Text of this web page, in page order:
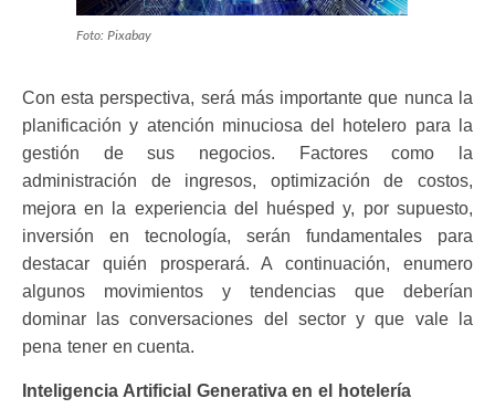
Foto: Pixabay
Con esta perspectiva, será más importante que nunca la
planificación y atención minuciosa del hotelero para la
gestión de sus negocios. Factores como la
administración de ingresos, optimización de costos,
mejora en la experiencia del huésped y, por supuesto,
inversión en tecnología, serán fundamentales para
destacar quién prosperará. A continuación, enumero
algunos movimientos y tendencias que deberían
dominar las conversaciones del sector y que vale la
pena tener en cuenta.
Inteligencia Artificial Generativa en el hotelería